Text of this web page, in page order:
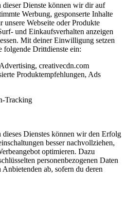
dieser Dienste können wir dir auf
Werbung, gesponserte Inhalte
unsere Webseite oder Produkte
und Einkaufsverhalten anzeigen
Mit deiner Einwilligung setzen
folgende Drittdienste ein:
creativecdn.com
Produktempfehlungen, Ads
Tracking
Dienstes können wir den Erfolg
besser nachvollziehen,
optimieren. Dazu
personenbezogenen Daten
ab, sofern du deren